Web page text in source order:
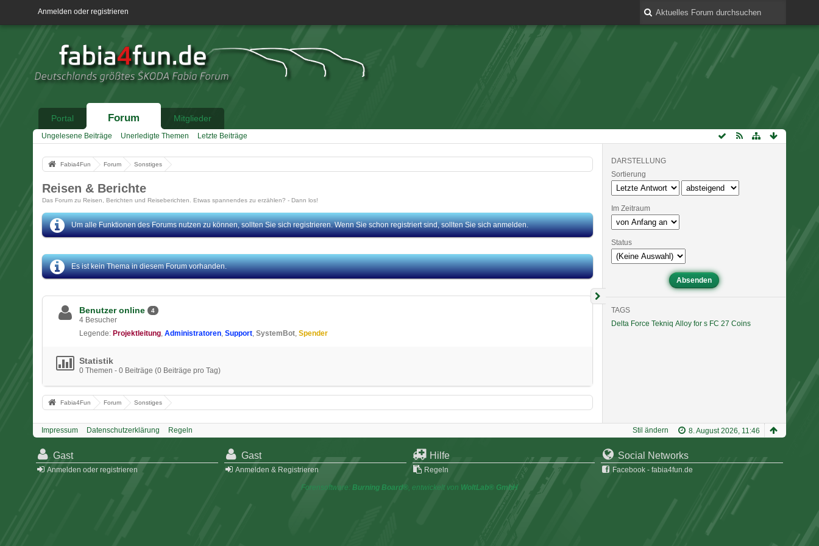
Anmelden oder registrieren
Portal Forum Mitglieder
Ungelesene Beiträge Unerledigte Themen Letzte Beiträge
Fabia4Fun Forum Sonstiges
Reisen & Berichte
Das Forum zu Reisen, Berichten und Reiseberichten. Etwas spannendes zu erzählen? - Dann los!
Um alle Funktionen des Forums nutzen zu können, sollten Sie sich registrieren. Wenn Sie schon registriert sind, sollten Sie sich anmelden.
Es ist kein Thema in diesem Forum vorhanden.
Benutzer online 4
4 Besucher
Legende: Projektleitung Administratoren Support SystemBot Spender
Statistik
0 Themen - 0 Beiträge (0 Beiträge pro Tag)
Fabia4Fun Forum Sonstiges
DARSTELLUNG
Sortierung
Im Zeitraum
Status
TAGS
Delta Force Tekniq Alloy for s FC 27 Coins
Impressum Datenschutzerklärung Regeln 8. August 2026, 11:46
Stil ändern
Gast
Anmelden oder registrieren
Gast
Anmelden & Registrieren
Hilfe
Regeln
Social Networks
Facebook - fabia4fun.de
Forensoftware: Burning Board®, entwickelt von WoltLab® GmbH